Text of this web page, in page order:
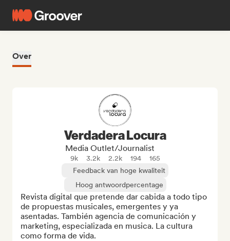
Over
Verdadera Locura
Media Outlet/Journalist
9k 3.2k 2.2k 194
165
Feedback van hoge kwaliteit
Hoog antwoordpercentage
Revista digital que pretende dar cabida a todo tipo
de propuestas musicales, emergentes y ya
asentadas. También agencia de comunicación y
marketing, especializada en musica. La cultura
como forma de vida.